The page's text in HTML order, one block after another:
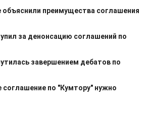
объяснили преимущества соглашения
за денонсацию соглашений по
завершением дебатов по
по "Кумтору" нужно